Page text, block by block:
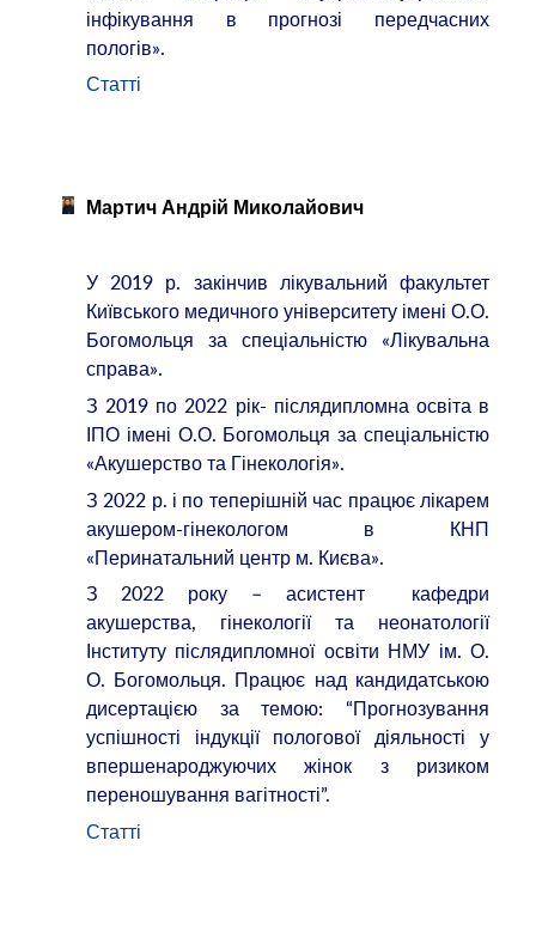
інфікування в прогнозі передчасних
пологів».
Статті
Мартич Андрій Миколайович
У 2019 р. закінчив лікувальний факультет
Київського медичного університету імені О.О.
Богомольця за спеціальністю «Лікувальна
справа».
З 2019 по 2022 рік- післядипломна освіта в
ІПО імені О.О. Богомольця за спеціальністю
«Акушерство та Гінекологія».
З 2022 р. і по теперішній час працює лікарем
акушером-гінекологом в КНП
«Перинатальний центр м. Києва».
З 2022 року – асистент кафедри
акушерства, гінекології та неонатології
Інституту післядипломної освіти НМУ ім. О.
О. Богомольця. Працює над кандидатською
дисертацією за темою: “Прогнозування
успішності індукції пологової діяльності у
впершенароджуючих жінок з ризиком
переношування вагітності”.
Статті